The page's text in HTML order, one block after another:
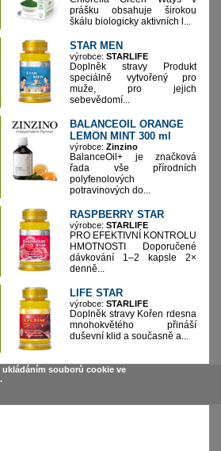
prášku obsahuje širokou
škálu biologicky aktivních l...
STAR MEN
výrobce: STARLIFE
Doplněk stravy Produkt
speciálně vytvořený pro
muže, pro jejich
sebevědomí...
BALANCEOIL ORANGE
LEMON MINT 300 ml
výrobce: Zinzino
BalanceOil+ je značková
řada vše přírodních
polyfenolových
potravinových do...
RASPBERRY STAR
výrobce: STARLIFE
PRO EFEKTIVNÍ KONTROLU
HMOTNOSTI Doporučené
dávkování 1–2 kapsle 2×
denně...
LIFE STAR
výrobce: STARLIFE
Doplněk stravy Kořen rdesna
mnohokvětého přináší
duševní klid a současně a...
souborů cookie ve